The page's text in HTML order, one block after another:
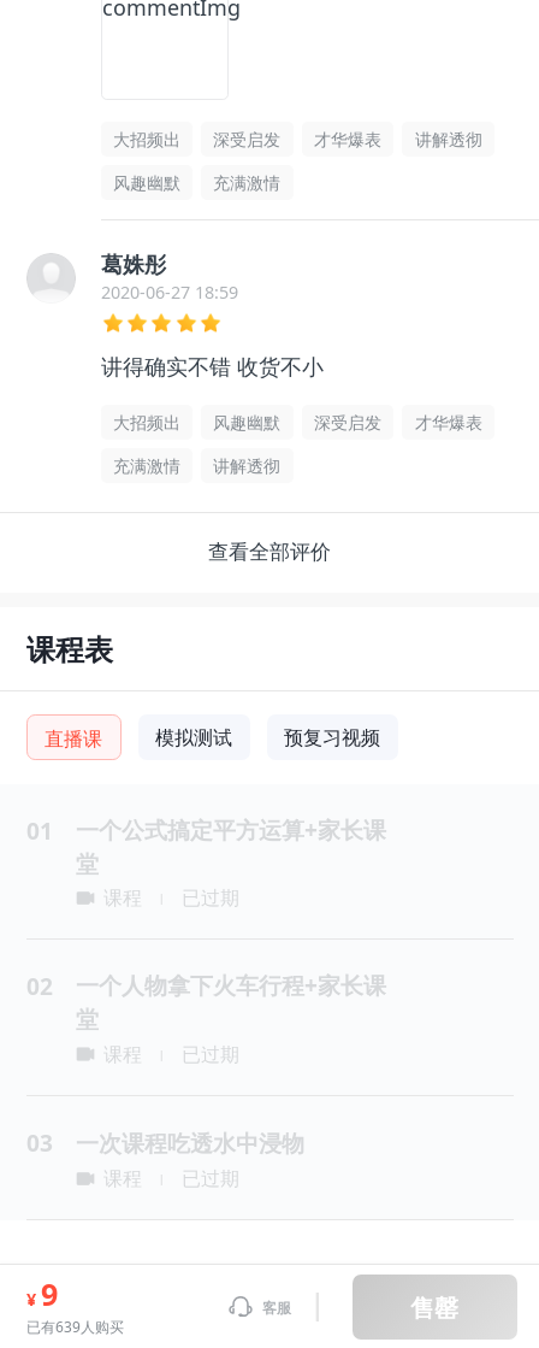
大招频出 深受启发 才华爆表
讲解透彻
风趣幽默
充满激情
葛姝彤
2020-06-27 18:59
讲得确实不错 收货不小
大招频出 风趣幽默 深受启发
才华爆表
充满激情
讲解透彻
查看全部评价
课程表
直播课 模拟测试 预复习视频
01
一个公式搞定平方运算+家长课
堂
课程 已过期
02
一个人物拿下火车行程+家长课
堂
课程 已过期
03 一次课程吃透水中浸物
课程 已过期
¥ 9
已有639人购买
客服 售罄